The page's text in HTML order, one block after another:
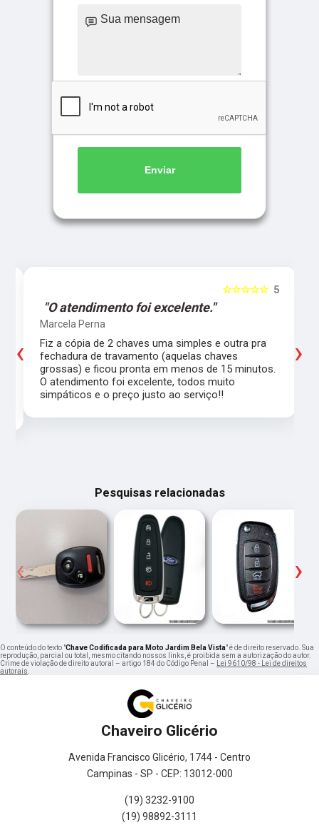
Enviar
5
☆☆☆☆☆
"O atendimento foi excelente."
Marcela Perna
Fiz a cópia de 2 chaves uma simples e outra pra
fechadura de travamento (aquelas chaves
grossas) e ficou pronta em menos de 15 minutos.
O atendimento foi excelente, todos muito
simpáticos e o preço justo ao serviço!!
‹ ›
Pesquisas relacionadas
‹ ›
O conteúdo do texto "Chave Codificada para Moto Jardim Bela Vista" é de direito reservado. Sua
reprodução, parcial ou total, mesmo citando nossos links, é proibida sem a autorização do autor.
Crime de violação de direito autoral – artigo 184 do Código Penal –
Lei 9610/98 - Lei de direitos
autorais
Chaveiro Glicério
Avenida Francisco Glicério, 1744 - Centro
Campinas - SP - CEP: 13012-000
(19) 3232-9100
(19) 98892-3111